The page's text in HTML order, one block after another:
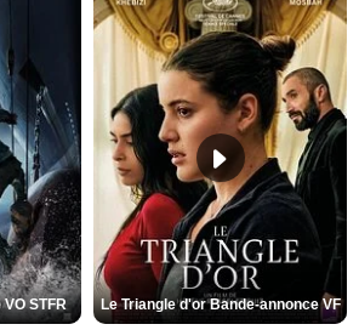
STFR Le Triangle d'or Bande-annonce VF